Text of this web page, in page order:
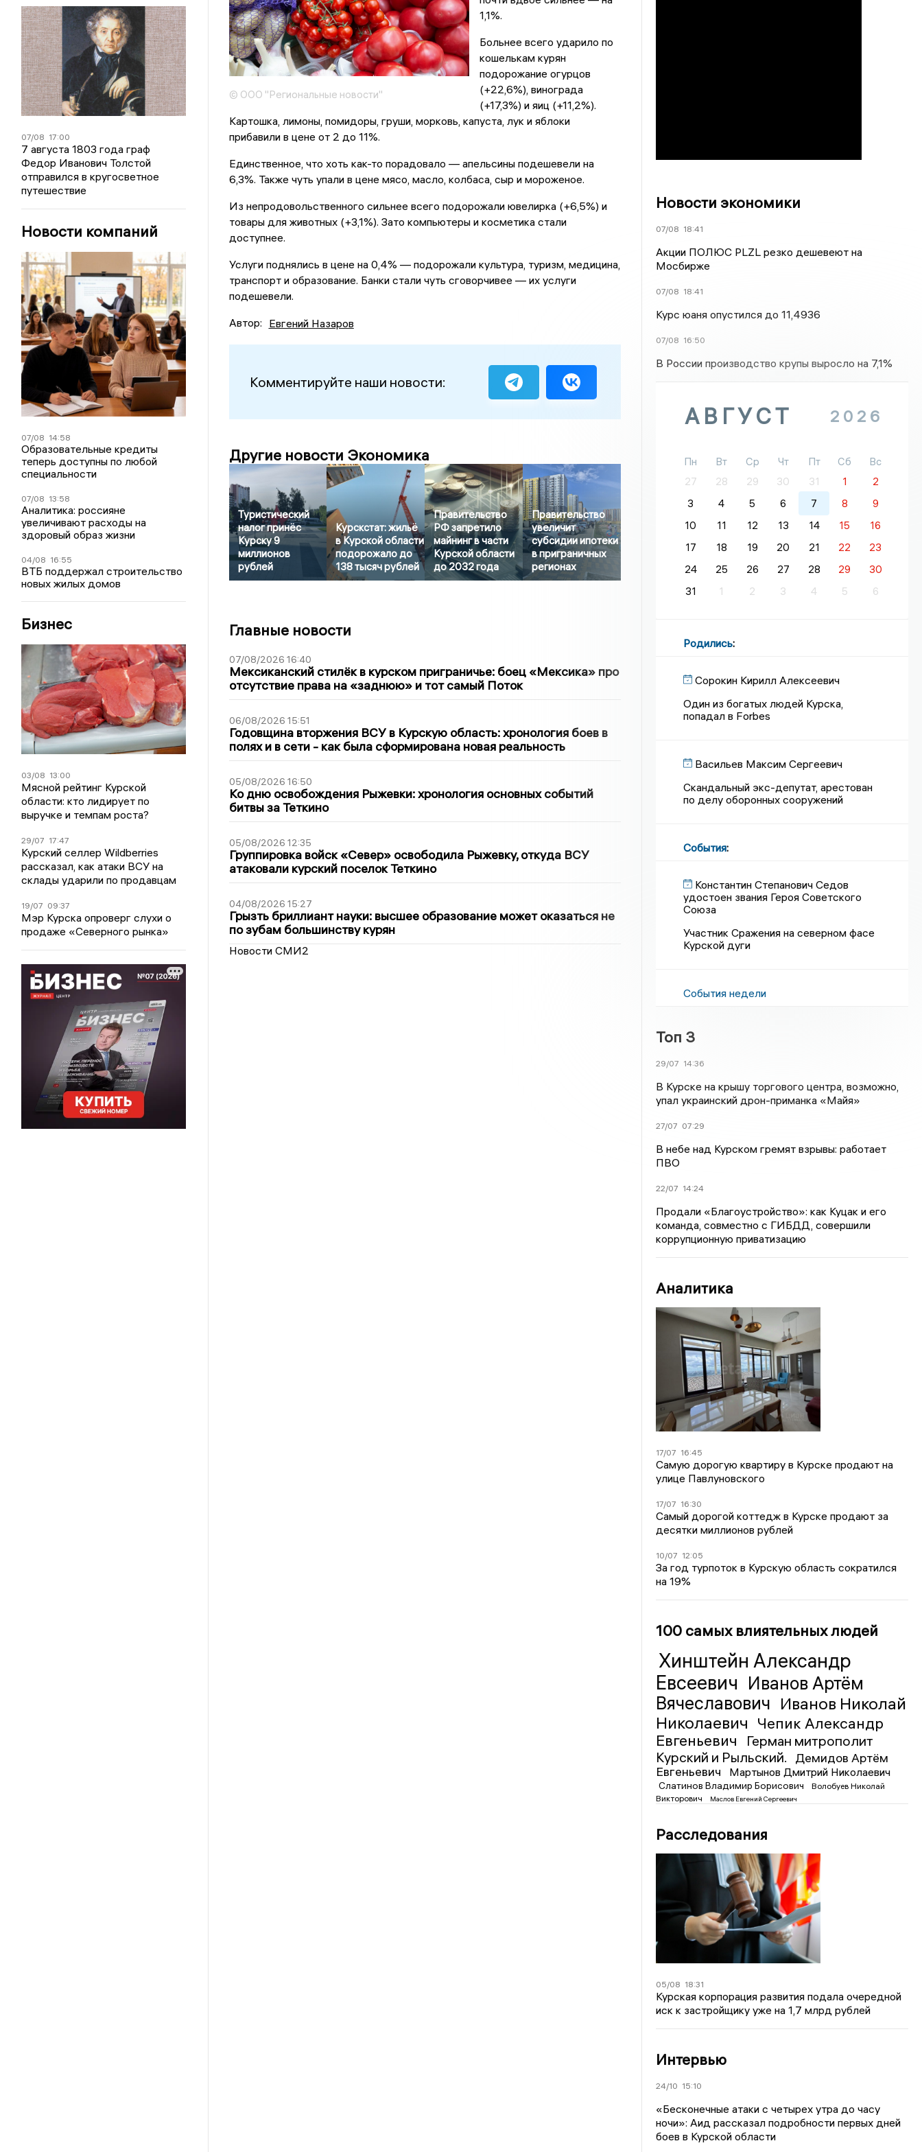
07/08 17:00
7 августа 1803 года граф
Федор Иванович Толстой
отправился в кругосветное
путешествие
Новости компаний
07/08 14:58
Образовательные кредиты
теперь доступны по любой
специальности
07/08 13:58
Аналитика: россияне
увеличивают расходы на
здоровый образ жизни
04/08 16:55
ВТБ поддержал строительство
новых жилых домов
Бизнес
03/08 13:00
Мясной рейтинг Курской
области: кто лидирует по
выручке и темпам роста?
29/07 17:47
Курский селлер Wildberries
рассказал, как атаки ВСУ на
склады ударили по продавцам
19/07 09:37
Мэр Курска опроверг слухи о
продаже «Северного рынка»
© ООО "Региональные новости"
1,1%.
Больнее всего ударило по
кошелькам курян
подорожание огурцов
(+22,6%), винограда
(+17,3%) и яиц (+11,2%).
Картошка, лимоны, помидоры, груши, морковь, капуста, лук и яблоки
прибавили в цене от 2 до 11%.
Единственное, что хоть как-то порадовало — апельсины подешевели на
6,3%. Также чуть упали в цене мясо, масло, колбаса, сыр и мороженое.
Из непродовольственного сильнее всего подорожали ювелирка (+6,5%) и
товары для животных (+3,1%). Зато компьютеры и косметика стали
доступнее.
Услуги поднялись в цене на 0,4% — подорожали культура, туризм, медицина,
транспорт и образование. Банки стали чуть сговорчивее — их услуги
подешевели.
Автор: Евгений Назаров
Комментируйте наши новости:
Другие новости Экономика
Туристический
налог принёс
Курску 9
миллионов
рублей
Курскстат: жильё
в Курской области
подорожало до
138 тысяч рублей
Правительство
РФ запретило
майнинг в части
Курской области
до 2032 года
Правительство
увеличит
субсидии ипотеки
в приграничных
регионах
Главные новости
07/08/2026 16:40
Мексиканский стилёк в курском приграничье: боец «Мексика» про
отсутствие права на «заднюю» и тот самый Поток
06/08/2026 15:51
Годовщина вторжения ВСУ в Курскую область: хронология боев в
полях и в сети - как была сформирована новая реальность
05/08/2026 16:50
Ко дню освобождения Рыжевки: хронология основных событий
битвы за Теткино
05/08/2026 12:35
Группировка войск «Север» освободила Рыжевку, откуда ВСУ
атаковали курский поселок Теткино
04/08/2026 15:27
Грызть бриллиант науки: высшее образование может оказаться не
по зубам большинству курян
Новости СМИ2
Новости экономики
07/08 18:41
Акции ПОЛЮС PLZL резко дешевеют на
Мосбирже
07/08 18:41
Курс юаня опустился до 11,4936
07/08 16:50
В России производство крупы выросло на 7,1%
АВГУСТ 2026
Пн Вт Ср Чт Пт Сб
Вс
27
28 29 30 31 1
2
3
4 5 6 7 8
9
10
11 12 13 14 15
16
17
18 19 20 21 22
23
24
25 26 27 28 29
30
31
1 2 3 4 5 6
Родились:
Сорокин Кирилл Алексеевич
Один из богатых людей Курска,
попадал в Forbes
Васильев Максим Сергеевич
Скандальный экс-депутат, арестован
по делу оборонных сооружений
События:
Константин Степанович Седов
удостоен звания Героя Советского
Союза
Участник Сражения на северном фасе
Курской дуги
События недели
Топ 3
29/07 14:36
В Курске на крышу торгового центра, возможно,
упал украинский дрон-приманка «Майя»
27/07 07:29
В небе над Курском гремят взрывы: работает
ПВО
22/07 14:24
Продали «Благоустройство»: как Куцак и его
команда, совместно с ГИБДД, совершили
коррупционную приватизацию
Аналитика
17/07 16:45
Самую дорогую квартиру в Курске продают на
улице Павлуновского
17/07 16:30
Самый дорогой коттедж в Курске продают за
десятки миллионов рублей
10/07 12:05
За год турпоток в Курскую область сократился
на 19%
100 самых влиятельных людей
Хинштейн Александр
Евсеевич Иванов Артём
Вячеславович Иванов Николай
Николаевич Чепик Александр
Евгеньевич
Герман митрополит
Курский и Рыльский.
Демидов Артём
Евгеньевич
Мартынов Дмитрий Николаевич
Слатинов Владимир Борисович
Волобуев Николай
Викторович
Маслов Евгений Сергеевич
Расследования
05/08 18:31
Курская корпорация развития подала очередной
иск к застройщику уже на 1,7 млрд рублей
Интервью
24/10 15:10
«Бесконечные атаки с четырех утра до часу
ночи»: Аид рассказал подробности первых дней
боев в Курской области